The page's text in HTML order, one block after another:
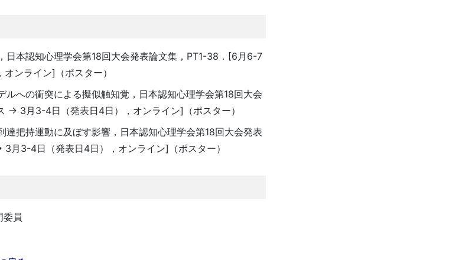
本認知心理学会第18回大会発表論文集，PT1-38．[6月6-7
ンライン]（ポスター）
への衝突による擬似触知覚，日本認知心理学会第18回大会
> 3月3-4日（発表日4日），オンライン]（ポスター）
把持運動に及ぼす影響，日本認知心理学会第18回大会発表
月3-4日（発表日4日），オンライン]（ポスター）
員